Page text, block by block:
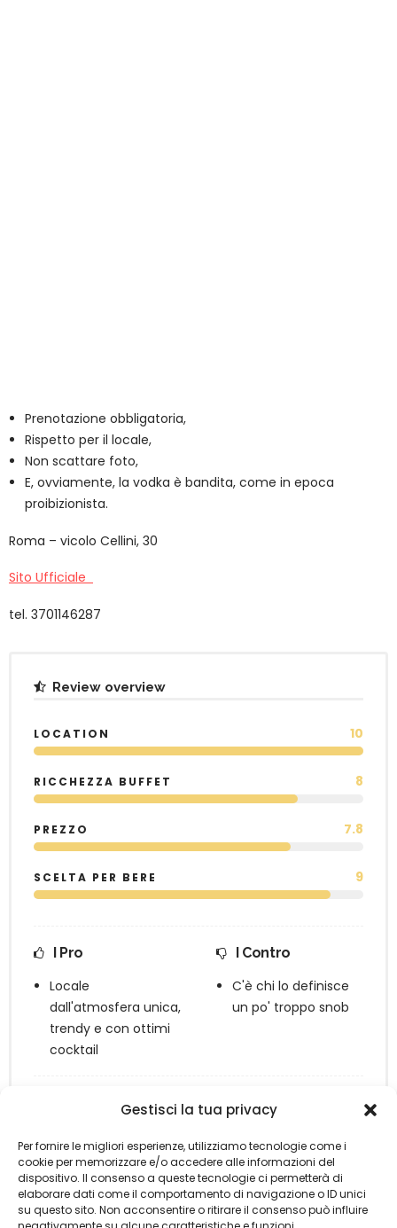
Gestisci la tua privacy
Per fornire le migliori esperienze, utilizziamo tecnologie come i
cookie per memorizzare e/o accedere alle informazioni del
dispositivo. Il consenso a queste tecnologie ci permetterà di
elaborare dati come il comportamento di navigazione o ID unici
su questo sito. Non acconsentire o ritirare il consenso può influire
Prenotazione obbligatoria,
Rispetto per il locale,
Non scattare foto,
E, ovviamente, la vodka è bandita, come in epoca
proibizionista.
Roma – vicolo Cellini, 30
Sito Ufficiale
tel. 3701146287
Review overview
LOCATION 10
RICCHEZZA BUFFET 8
PREZZO 7.8
SCELTA PER BERE 9
I Pro
Locale
dall'atmosfera unica,
trendy e con ottimi
cocktail
I Contro
C'è chi lo definisce
un po' troppo snob
La nostra opinione
8.7
Il locale offre un'esperienza completa: a
partire dagli ottimi cocktail fino
all'atmosfera ispirata al proibizionismo.